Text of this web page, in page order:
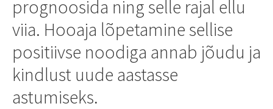
prognoosida ning selle rajal ellu
viia. Hooaja lõpetamine sellise
positiivse noodiga annab jõudu ja
kindlust uude aastasse
astumiseks.